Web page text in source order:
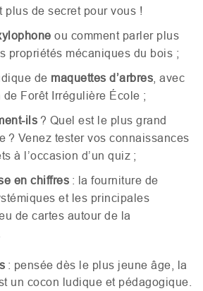
plus de secret pour vous !
ou comment parler plus
propriétés mécaniques du bois ;
de maquettes d’arbres , avec
Forêt Irrégulière École ;
ils ? Quel est le plus grand
? Venez tester vos connaissances
à l’occasion d’un quiz ;
en chiffres : la fourniture de
et les principales
de cartes autour de la
: pensée dès le plus jeune âge, la
un cocon ludique et pédagogique.